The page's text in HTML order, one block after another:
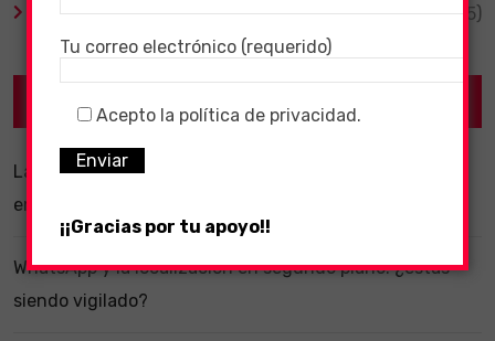
Virales (55)
Recent Posts
La importancia de un software ERP dentro de una
empresa
WhatsApp y la localización en segundo plano: ¿estás
siendo vigilado?
Tu correo electrónico (requerido)
Acepto la política de privacidad.
¡¡Gracias por tu apoyo!!